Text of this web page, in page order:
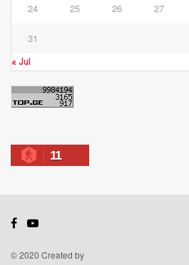
24 25 26 27
31
« Jul
11
© 2020 Created by